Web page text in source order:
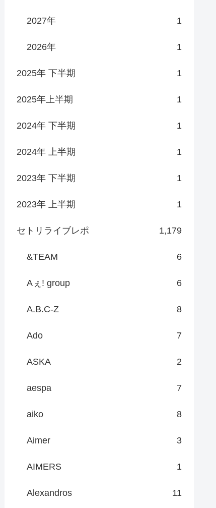
2027年 1
2026年 1
2025年 下半期 1
2025年上半期 1
2024年 下半期 1
2024年 上半期 1
2023年 下半期 1
2023年 上半期 1
セトリライブレポ 1,179
&TEAM 6
Aぇ! group 6
A.B.C-Z 8
Ado 7
ASKA 2
aespa 7
aiko 8
Aimer 3
AIMERS 1
Alexandros 11